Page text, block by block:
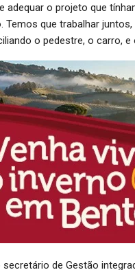
adequar o projeto que
Temos que trabalhar
o pedestre, o carro, e
de Gestão